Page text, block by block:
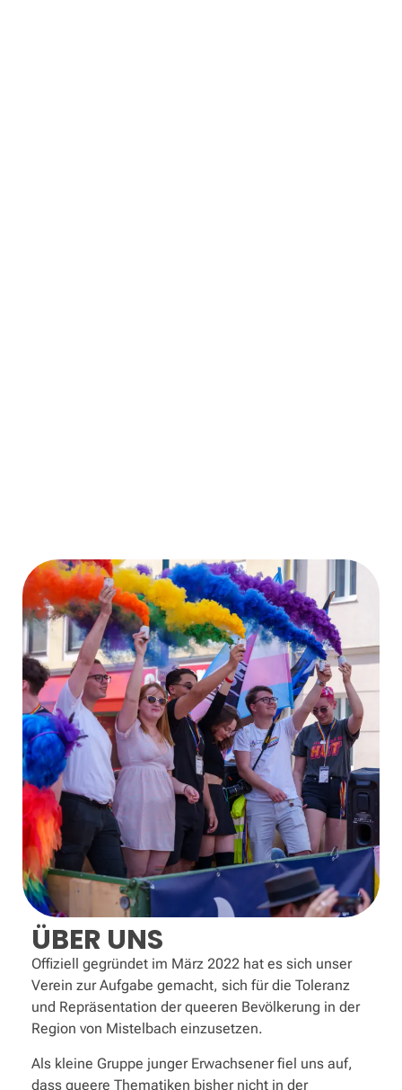
ÜBER UNS
Offiziell gegründet im März 2022 hat es sich unser
Verein zur Aufgabe gemacht, sich für die Toleranz
und Repräsentation der queeren Bevölkerung in der
Region von Mistelbach einzusetzen.
Als kleine Gruppe junger Erwachsener fiel uns auf,
dass queere Thematiken bisher nicht in der